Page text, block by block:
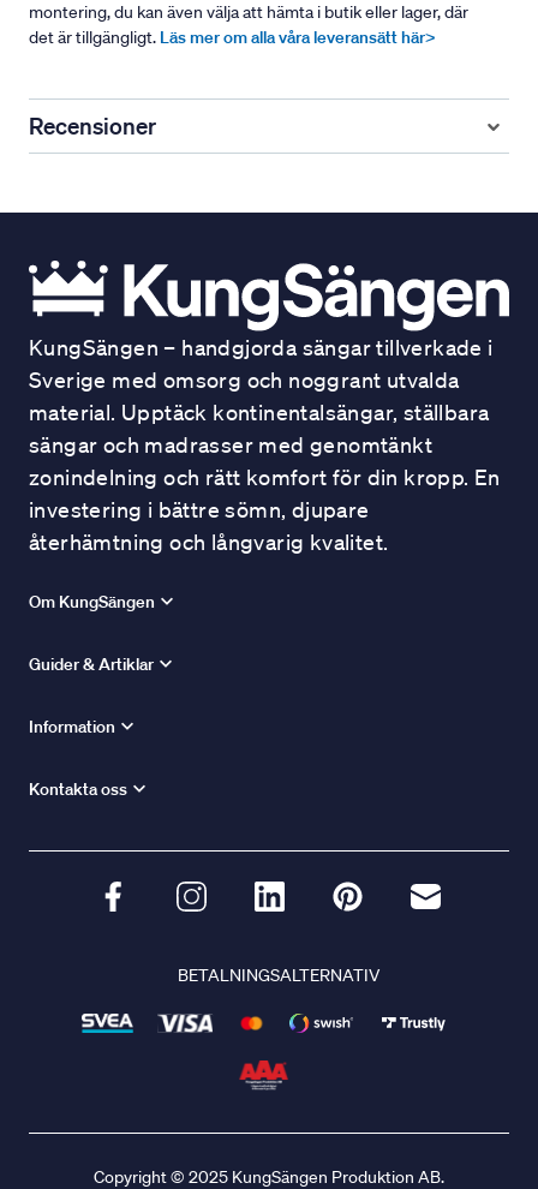
montering, du kan även välja att hämta i butik eller lager, där
det är tillgängligt. Läs mer om alla våra leveransätt här>
Recensioner
KungSängen – handgjorda sängar tillverkade i
Sverige med omsorg och noggrant utvalda
material. Upptäck kontinentalsängar, ställbara
sängar och madrasser med genomtänkt
zonindelning och rätt komfort för din kropp. En
investering i bättre sömn, djupare
återhämtning och långvarig kvalitet.
Om KungSängen
Guider & Artiklar
Information
Kontakta oss
BETALNINGSALTERNATIV
Copyright © 2025 KungSängen Produktion AB.